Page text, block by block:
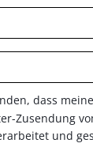
dass
Zusendung
und